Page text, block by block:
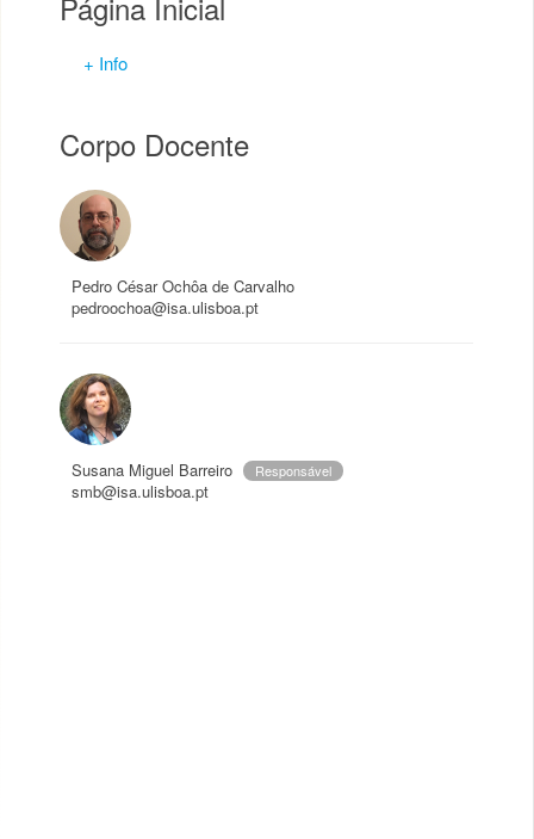
+ Info
Corpo Docente
Pedro César Ochôa de Carvalho
pedroochoa@isa.ulisboa.pt
Susana Miguel Barreiro Responsável
smb@isa.ulisboa.pt